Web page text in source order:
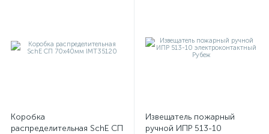
Коробка
распределительная SchE СП
Извещатель пожарный
ручной ИПР 513-10